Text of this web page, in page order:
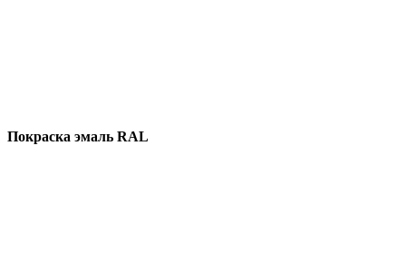
Покраска эмаль RAL